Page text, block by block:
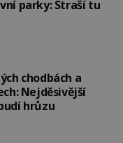
parky: Straší tu
chodbách a
Nejděsivější
hrůzu